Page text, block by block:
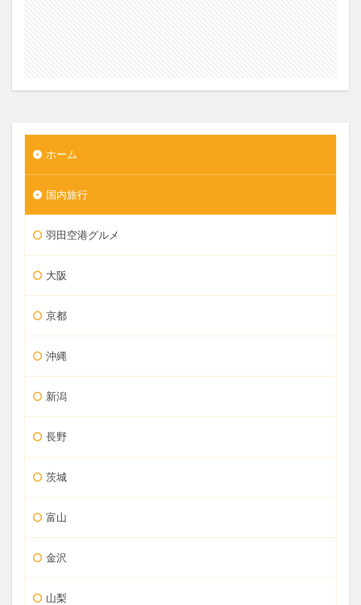
ホーム
国内旅行
羽田空港グルメ
大阪
京都
沖縄
新潟
長野
茨城
富山
金沢
山梨